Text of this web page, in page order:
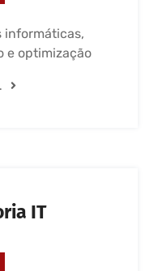
informáticas,
e optimização
IT